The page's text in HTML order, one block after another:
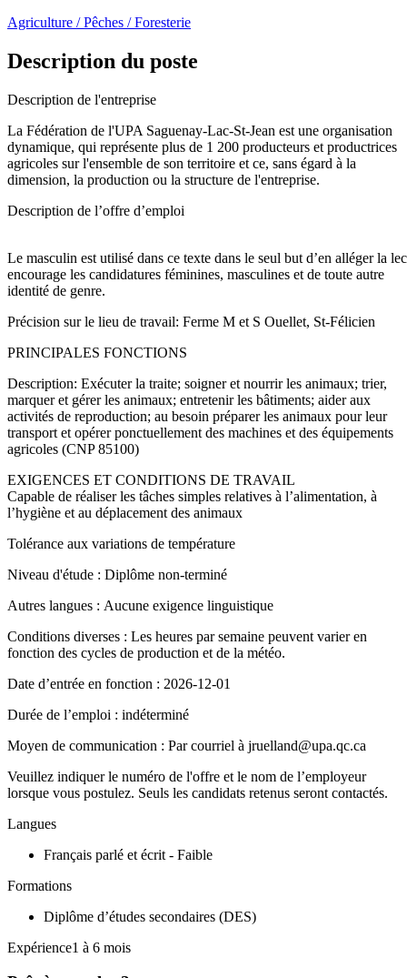
Agriculture / Pêches / Foresterie
Description du poste
Description de l'entreprise
La Fédération de l'UPA Saguenay-Lac-St-Jean est une organisation
dynamique, qui représente plus de 1 200 producteurs et productrices
agricoles sur l'ensemble de son territoire et ce, sans égard à la
dimension, la production ou la structure de l'entreprise.
Description de l’offre d’emploi
Le masculin est utilisé dans ce texte dans le seul but d’en alléger la
encourage les candidatures féminines, masculines et de toute autre
identité de genre.
Précision sur le lieu de travail: Ferme M et S Ouellet, St-Félicien
PRINCIPALES FONCTIONS
Description: Exécuter la traite; soigner et nourrir les animaux; trier,
marquer et gérer les animaux; entretenir les bâtiments; aider aux
activités de reproduction; au besoin préparer les animaux pour leur
transport et opérer ponctuellement des machines et des équipements
agricoles (CNP 85100)
EXIGENCES ET CONDITIONS DE TRAVAIL
Capable de réaliser les tâches simples relatives à l’alimentation, à
l’hygiène et au déplacement des animaux
Tolérance aux variations de température
Niveau d'étude : Diplôme non-terminé
Autres langues : Aucune exigence linguistique
Conditions diverses : Les heures par semaine peuvent varier en
fonction des cycles de production et de la météo.
Date d’entrée en fonction : 2026-12-01
Durée de l’emploi : indéterminé
Moyen de communication : Par courriel à jruelland@upa.qc.ca
Veuillez indiquer le numéro de l'offre et le nom de l’employeur
lorsque vous postulez. Seuls les candidats retenus seront contactés.
Langues
Français parlé et écrit - Faible
Formations
Diplôme d’études secondaires (DES)
Expérience1 à 6 mois